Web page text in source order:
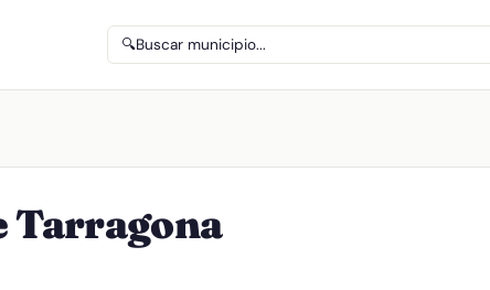
🔍Buscar municipio...
Tarragona